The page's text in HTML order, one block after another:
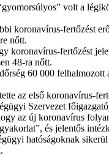
volt a
koronavírus-fertőzést
nőtt.
koronavírus-fertőzést
48-ra nőtt.
60 000 felhalmozott
az első koronavírus-
Szervezet
az új koronavírus
és jelentős
hatóságoknak